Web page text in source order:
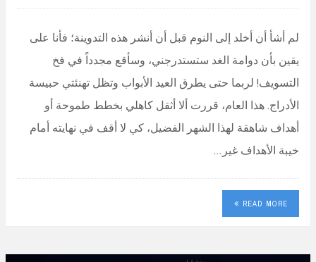
لم أشأ أن أخلد إلى النوم قبل أن أنشر هذه التدوينة؛ فأنا على
يقين بأن دوامة الغد ستستدرجني، وسأقع مجدداً في فخ
التسويف! لربما حتى يطرق العيد الأبواب وتظل تهنئتي حبيسة
الأدراج. هذا العام، قررت ألا أثقل كاهلي بخطط طموحة أو
أهداف شاهقة لهذا الشهر الفضيل، كي لا أقف في نهايته أمام
خيبة الأهداف غير…
READ MORE